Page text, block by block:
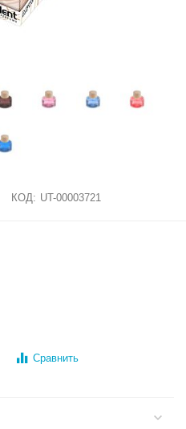
КОД: UT-00003721
Сравнить